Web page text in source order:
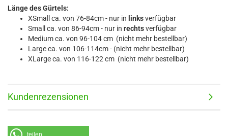
Länge des Gürtels:
XSmall ca. von 76-84cm - nur in linksverfügbar
Small ca. von 86-94cm - nur in rechtsverfügbar
Medium ca. von 96-104 cm (nicht mehr bestellbar)
Large ca. von 106-114cm - (nicht mehr bestellbar)
XLarge ca. von 116-122 cm (nicht mehr bestellbar)
Kundenrezensionen
teilen